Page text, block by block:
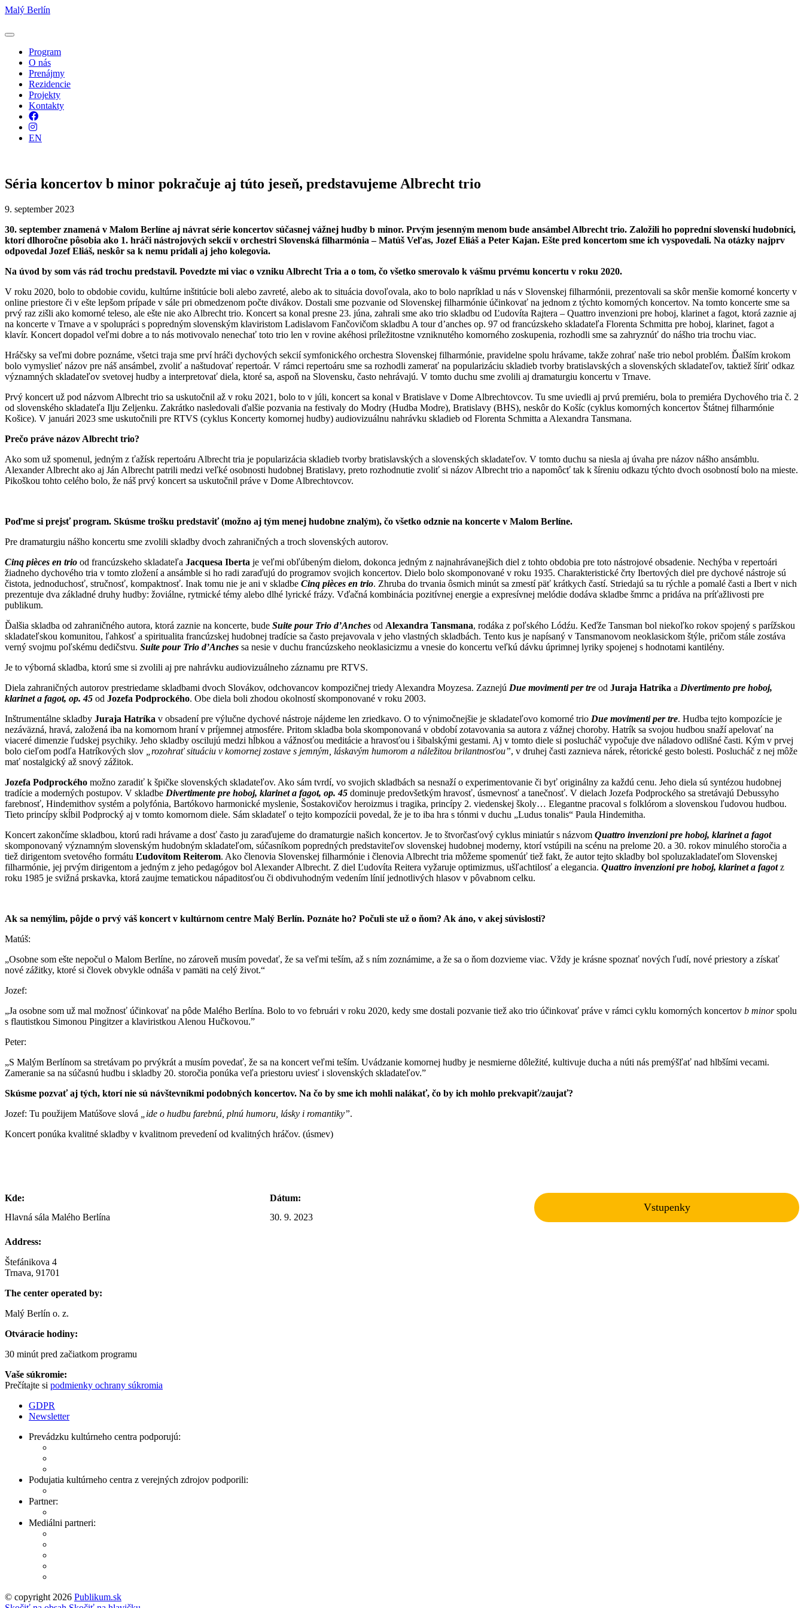
Malý Berlín
Program
O nás
Prenájmy
Rezidencie
Projekty
Kontakty
Facebook
Instagram
EN
Séria koncertov b minor pokračuje aj túto jeseň, predstavujeme Albrecht trio
9. september 2023
30. september znamená v Malom Berlíne aj návrat série koncertov súčasnej vážnej hudby b minor. Prvým jesenným menom bude ansámbel Albrecht trio. Založili ho poprední slovenskí hudobníci,
ktorí dlhoročne pôsobia ako 1. hráči nástrojových sekcií v orchestri Slovenská filharmónia – Matúš Veľas, Jozef Eliáš a Peter Kajan. Ešte pred koncertom sme ich vyspovedali. Na otázky najprv
odpovedal Jozef Eliáš, neskôr sa k nemu pridali aj jeho kolegovia.
Na úvod by som vás rád trochu predstavil. Povedzte mi viac o vzniku Albrecht Tria a o tom, čo všetko smerovalo k vášmu prvému koncertu v roku 2020.
V roku 2020, bolo to obdobie covidu, kultúrne inštitúcie boli alebo zavreté, alebo ak to situácia dovoľovala, ako to bolo napríklad u nás v Slovenskej filharmónii, prezentovali sa skôr menšie komorné koncerty v
online priestore či v ešte lepšom prípade v sále pri obmedzenom počte divákov. Dostali sme pozvanie od Slovenskej filharmónie účinkovať na jednom z týchto komorných koncertov. Na tomto koncerte sme sa
prvý raz zišli ako komorné teleso, ale ešte nie ako Albrecht trio. Koncert sa konal presne 23. júna, zahrali sme ako trio skladbu od Ľudovíta Rajtera – Quattro invenzioni pre hoboj, klarinet a fagot, ktorá zaznie aj
na koncerte v Trnave a v spolupráci s popredným slovenským klaviristom Ladislavom Fančovičom skladbu A tour d’anches op. 97 od francúzskeho skladateľa Florenta Schmitta pre hoboj, klarinet, fagot a
klavír. Koncert dopadol veľmi dobre a to nás motivovalo nenechať toto trio len v rovine akéhosi príležitostne vzniknutého komorného zoskupenia, rozhodli sme sa zahryznúť do nášho tria trochu viac.
Hráčsky sa veľmi dobre poznáme, všetci traja sme prví hráči dychových sekcií symfonického orchestra Slovenskej filharmónie, pravidelne spolu hrávame, takže zohrať naše trio nebol problém. Ďalším krokom
bolo vymyslieť názov pre náš ansámbel, zvoliť a naštudovať repertoár. V rámci repertoáru sme sa rozhodli zamerať na popularizáciu skladieb tvorby bratislavských a slovenských skladateľov, taktiež šíriť odkaz
významných skladateľov svetovej hudby a interpretovať diela, ktoré sa, aspoň na Slovensku, často nehrávajú. V tomto duchu sme zvolili aj dramaturgiu koncertu v Trnave.
Prvý koncert už pod názvom Albrecht trio sa uskutočnil až v roku 2021, bolo to v júli, koncert sa konal v Bratislave v Dome Albrechtovcov. Tu sme uviedli aj prvú premiéru, bola to premiéra Dychového tria č. 2
od slovenského skladateľa Ilju Zeljenku. Zakrátko nasledovali ďalšie pozvania na festivaly do Modry (Hudba Modre), Bratislavy (BHS), neskôr do Košíc (cyklus komorných koncertov Štátnej filharmónie
Košice). V januári 2023 sme uskutočnili pre RTVS (cyklus Koncerty komornej hudby) audiovizuálnu nahrávku skladieb od Florenta Schmitta a Alexandra Tansmana.
Prečo práve názov Albrecht trio?
Ako som už spomenul, jedným z ťažísk repertoáru Albrecht tria je popularizácia skladieb tvorby bratislavských a slovenských skladateľov. V tomto duchu sa niesla aj úvaha pre názov nášho ansámblu.
Alexander Albrecht ako aj Ján Albrecht patrili medzi veľké osobnosti hudobnej Bratislavy, preto rozhodnutie zvoliť si názov Albrecht trio a napomôcť tak k šíreniu odkazu týchto dvoch osobností bolo na mieste.
Pikoškou tohto celého bolo, že náš prvý koncert sa uskutočnil práve v Dome Albrechtovcov.
Poďme si prejsť program. Skúsme trošku predstaviť (možno aj tým menej hudobne znalým), čo všetko odznie na koncerte v Malom Berlíne.
Pre dramaturgiu nášho koncertu sme zvolili skladby dvoch zahraničných a troch slovenských autorov.
Cinq pièces en trio od francúzskeho skladateľa Jacquesa Iberta je veľmi obľúbeným dielom, dokonca jedným z najnahrávanejšich diel z tohto obdobia pre toto nástrojové obsadenie. Nechýba v repertoári
žiadneho dychového tria v tomto zložení a ansámble si ho radi zaraďujú do programov svojich koncertov. Dielo bolo skomponované v roku 1935. Charakteristické črty Ibertových diel pre dychové nástroje sú
čistota, jednoduchosť, stručnosť, kompaktnosť. Inak tomu nie je ani v skladbe Cinq pièces en trio. Zhruba do trvania ôsmich minút sa zmestí päť krátkych častí. Striedajú sa tu rýchle a pomalé časti a Ibert v nich
prezentuje dva základné druhy hudby: žoviálne, rytmické témy alebo dlhé lyrické frázy. Vďačná kombinácia pozitívnej energie a expresívnej melódie dodáva skladbe šmrnc a pridáva na príťažlivosti pre
publikum.
Ďalšia skladba od zahraničného autora, ktorá zaznie na koncerte, bude Suite pour Trio d’Anches od Alexandra Tansmana, rodáka z poľského Lódźu. Keďže Tansman bol niekoľko rokov spojený s parížskou
skladateľskou komunitou, ľahkosť a spiritualita francúzskej hudobnej tradície sa často prejavovala v jeho vlastných skladbách. Tento kus je napísaný v Tansmanovom neoklasickom štýle, pričom stále zostáva
verný svojmu poľskému dedičstvu. Suite pour Trio d’Anches sa nesie v duchu francúzskeho neoklasicizmu a vnesie do koncertu veľkú dávku úprimnej lyriky spojenej s hodnotami kantilény.
Je to výborná skladba, ktorú sme si zvolili aj pre nahrávku audiovizuálneho záznamu pre RTVS.
Diela zahraničných autorov prestriedame skladbami dvoch Slovákov, odchovancov kompozičnej triedy Alexandra Moyzesa. Zaznejú Due movimenti per tre od Juraja Hatríka a Divertimento pre hoboj,
klarinet a fagot, op. 45 od Jozefa Podprockého. Obe diela boli zhodou okolností skomponované v roku 2003.
Inštrumentálne skladby Juraja Hatríka v obsadení pre výlučne dychové nástroje nájdeme len zriedkavo. O to výnimočnejšie je skladateľovo komorné trio Due movimenti per tre. Hudba tejto kompozície je
nezáväzná, hravá, založená iba na komornom hraní v príjemnej atmosfére. Pritom skladba bola skomponovaná v období zotavovania sa autora z vážnej choroby. Hatrík sa svojou hudbou snaží apelovať na
viaceré dimenzie ľudskej psychiky. Jeho skladby oscilujú medzi hĺbkou a vážnosťou meditácie a hravosťou i šibalskými gestami. Aj v tomto diele si poslucháč vypočuje dve náladovo odlišné časti. Kým v prvej
bolo cieľom podľa Hatríkových slov
„rozohrať situáciu v komornej zostave s jemným, láskavým humorom a náležitou brilantnosťou”, v druhej časti zaznieva nárek, rétorické gesto bolesti. Poslucháč z nej môže
mať nostalgický až snový zážitok.
Jozefa Podprockého možno zaradiť k špičke slovenských skladateľov. Ako sám tvrdí, vo svojich skladbách sa nesnaží o experimentovanie či byť originálny za každú cenu. Jeho diela sú syntézou hudobnej
tradície a moderných postupov. V skladbe Divertimente pre hoboj, klarinet a fagot, op. 45 dominuje predovšetkým hravosť, úsmevnosť a tanečnosť. V dielach Jozefa Podprockého sa stretávajú Debussyho
farebnosť, Hindemithov systém a polyfónia, Bartókovo harmonické myslenie, Šostakovičov heroizmus i tragika, princípy 2. viedenskej školy… Elegantne pracoval s folklórom a slovenskou ľudovou hudbou.
Tieto princípy skĺbil Podprocký aj v tomto komornom diele. Sám skladateľ o tejto kompozícii povedal, že je to iba hra s tónmi v duchu „Ludus tonalis“ Paula Hindemitha.
Koncert zakončíme skladbou, ktorú radi hrávame a dosť často ju zaraďujeme do dramaturgie našich koncertov. Je to štvorčasťový cyklus miniatúr s názvom Quattro invenzioni pre hoboj, klarinet a fagot
skomponovaný významným slovenským hudobným skladateľom, súčasníkom popredných predstaviteľov slovenskej hudobnej moderny, ktorí vstúpili na scénu na prelome 20. a 30. rokov minulého storočia a
tiež dirigentom svetového formátu Ľudovítom Reiterom. Ako členovia Slovenskej filharmónie i členovia Albrecht tria môžeme spomenúť tiež fakt, že autor tejto skladby bol spoluzakladateľom Slovenskej
filharmónie, jej prvým dirigentom a jedným z jeho pedagógov bol Alexander Albrecht. Z diel Ľudovíta Reitera vyžaruje optimizmus, ušľachtilosť a elegancia. Quattro invenzioni pre hoboj, klarinet a fagotz
roku 1985 je svižná prskavka, ktorá zaujme tematickou nápaditosťou či obdivuhodným vedením línií jednotlivých hlasov v pôvabnom celku.
Ak sa nemýlim, pôjde o prvý váš koncert v kultúrnom centre Malý Berlín. Poznáte ho? Počuli ste už o ňom? Ak áno, v akej súvislosti?
Matúš:
„Osobne som ešte nepočul o Malom Berlíne, no zároveň musím povedať, že sa veľmi teším, až s ním zoznámime, a že sa o ňom dozvieme viac. Vždy je krásne spoznať nových ľudí, nové priestory a získať
nové zážitky, ktoré si človek obvykle odnáša v pamäti na celý život.“
Jozef:
„Ja osobne som už mal možnosť účinkovať na pôde Malého Berlína. Bolo to vo februári v roku 2020, kedy sme dostali pozvanie tiež ako trio účinkovať práve v rámci cyklu komorných koncertov b minorspolu
s flautistkou Simonou Pingitzer a klaviristkou Alenou Hučkovou.”
Peter:
„S Malým Berlínom sa stretávam po prvýkrát a musím povedať, že sa na koncert veľmi teším. Uvádzanie komornej hudby je nesmierne dôležité, kultivuje ducha a núti nás premýšľať nad hlbšími vecami.
Zameranie sa na súčasnú hudbu i skladby 20. storočia ponúka veľa priestoru uviesť i slovenských skladateľov.”
Skúsme pozvať aj tých, ktorí nie sú návštevníkmi podobných koncertov. Na čo by sme ich mohli nalákať, čo by ich mohlo prekvapiť/zaujať?
Jozef: Tu použijem Matúšove slová „ide o hudbu farebnú, plnú humoru, lásky i romantiky”.
Koncert ponúka kvalitné skladby v kvalitnom prevedení od kvalitných hráčov. (úsmev)
Kde:
Hlavná sála Malého Berlína
Dátum:
30. 9. 2023
Vstupenky
Address:
Štefánikova 4
Trnava, 91701
The center operated by:
Malý Berlín o. z.
Otváracie hodiny:
30 minút pred začiatkom programu
Vaše súkromie:
Prečítajte si podmienky ochrany súkromia
GDPR
Newsletter
Prevádzku kultúrneho centra podporujú:
Podujatia kultúrneho centra z verejných zdrojov podporili:
Partner:
Mediálni partneri:
© copyright 2026 Publikum.sk